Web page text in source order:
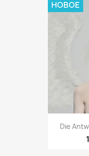
Die
НОВОЕ